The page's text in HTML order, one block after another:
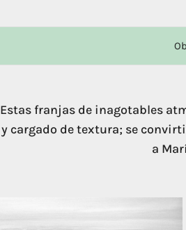
Estas franjas de inagotables
y cargado de textura; se
a